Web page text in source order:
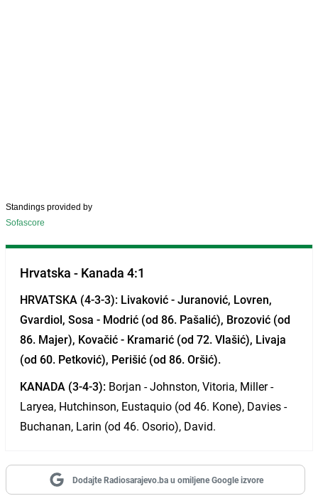
Standings provided by
Sofascore
Hrvatska - Kanada 4:1
HRVATSKA (4-3-3): Livaković - Juranović, Lovren,
Gvardiol, Sosa - Modrić (od 86. Pašalić), Brozović (od
86. Majer), Kovačić - Kramarić (od 72. Vlašić), Livaja
(od 60. Petković), Perišić (od 86. Oršić).
KANADA (3-4-3): Borjan - Johnston, Vitoria, Miller -
Laryea, Hutchinson, Eustaquio (od 46. Kone), Davies -
Buchanan, Larin (od 46. Osorio), David.
Dodajte Radiosarajevo.ba u omiljene Google izvore